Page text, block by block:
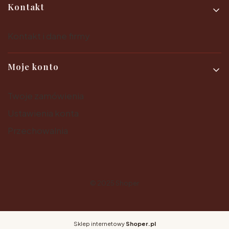
Kontakt
Moje konto
Sklep internetowy Shoper.pl